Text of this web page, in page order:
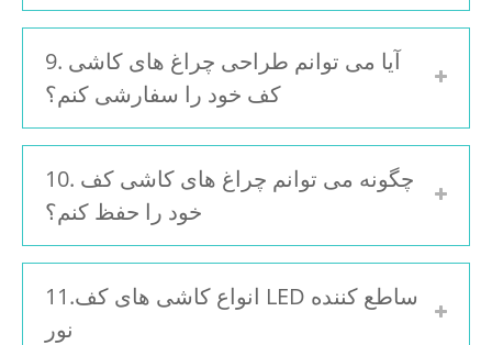
9. آیا می توانم طراحی چراغ های کاشی
کف خود را سفارشی کنم؟
10. چگونه می توانم چراغ های کاشی کف
خود را حفظ کنم؟
11.انواع کاشی های کف LED ساطع کننده
نور